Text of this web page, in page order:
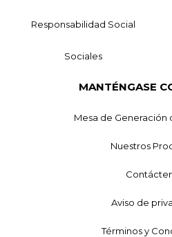
Responsabilidad Social
Sociales
MANTÉNGASE
Mesa de Generación
Nuestros
Aviso de
Términos y